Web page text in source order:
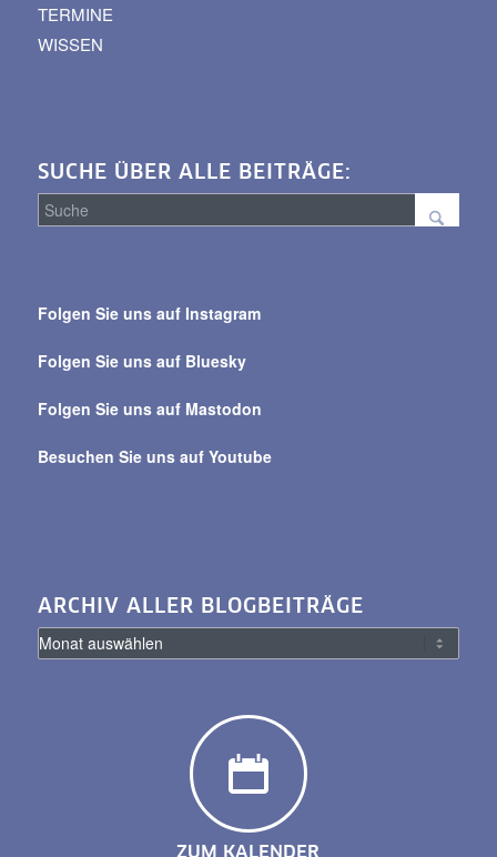
TERMINE
WISSEN
SUCHE ÜBER ALLE BEITRÄGE:
alle
Folgen Sie uns auf Instagram
Folgen Sie uns auf Bluesky
Folgen Sie uns auf Mastodon
Besuchen Sie uns auf Youtube
ARCHIV ALLER BLOGBEITRÄGE
ZUM KALENDER